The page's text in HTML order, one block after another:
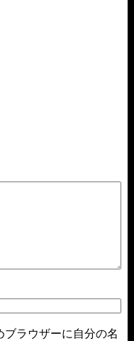
ラウザーに自分の名